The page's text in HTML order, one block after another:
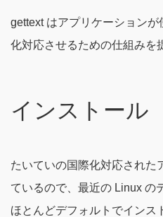
gettext はアプリケーション
化対応させるための仕組みを
インストール
たいていの国際化対応された
ているので、最近の Linux の
ほとんどデフォルトでインス